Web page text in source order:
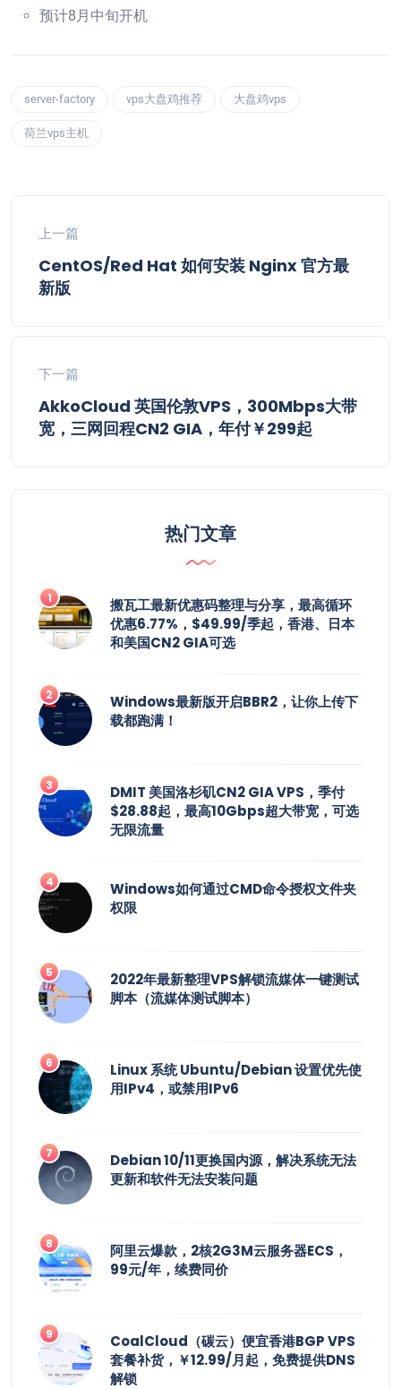
预计8月中旬开机
server-factory vps大盘鸡推荐 大盘鸡vps
荷兰vps主机
上一篇
CentOS/Red Hat 如何安装 Nginx 官方最
新版
下一篇
AkkoCloud 英国伦敦VPS，300Mbps大带
宽，三网回程CN2 GIA，年付￥299起
热门文章
搬瓦工最新优惠码整理与分享，最高循环
优惠6.77%，$49.99/季起，香港、日本
和美国CN2 GIA可选
Windows最新版开启BBR2，让你上传下
载都跑满！
DMIT 美国洛杉矶CN2 GIA VPS，季付
$28.88起，最高10Gbps超大带宽，可选
无限流量
Windows如何通过CMD命令授权文件夹
权限
2022年最新整理VPS解锁流媒体一键测试
脚本（流媒体测试脚本）
Linux 系统 Ubuntu/Debian 设置优先使
用IPv4，或禁用IPv6
Debian 10/11更换国内源，解决系统无法
更新和软件无法安装问题
阿里云爆款，2核2G3M云服务器ECS，
99元/年，续费同价
CoalCloud（碳云）便宜香港BGP VPS
套餐补货，￥12.99/月起，免费提供DNS
解锁